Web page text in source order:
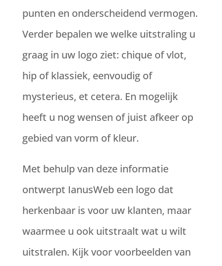
punten en onderscheidend vermogen.
Verder bepalen we welke uitstraling u
graag in uw logo ziet: chique of vlot,
hip of klassiek, eenvoudig of
mysterieus, et cetera. En mogelijk
heeft u nog wensen of juist afkeer op
gebied van vorm of kleur.
Met behulp van deze informatie
ontwerpt IanusWeb een logo dat
herkenbaar is voor uw klanten, maar
waarmee u ook uitstraalt wat u wilt
uitstralen. Kijk voor voorbeelden van